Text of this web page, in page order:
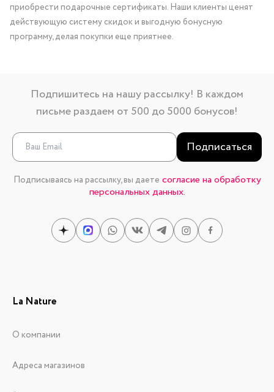
приобрести подарочные сертификаты. Наши клиенты ценят
действующую систему скидок и выгодную бонусную
программу, делая покупки еще приятнее.
Подпишитесь на нашу рассылку! В каждом
письме раздаем от 500 до 5000 бонусов!
Подписаться
Подписываясь на рассылку, вы даете согласие на обработку
персональных данных.
La Nature
О компании
Адреса магазинов